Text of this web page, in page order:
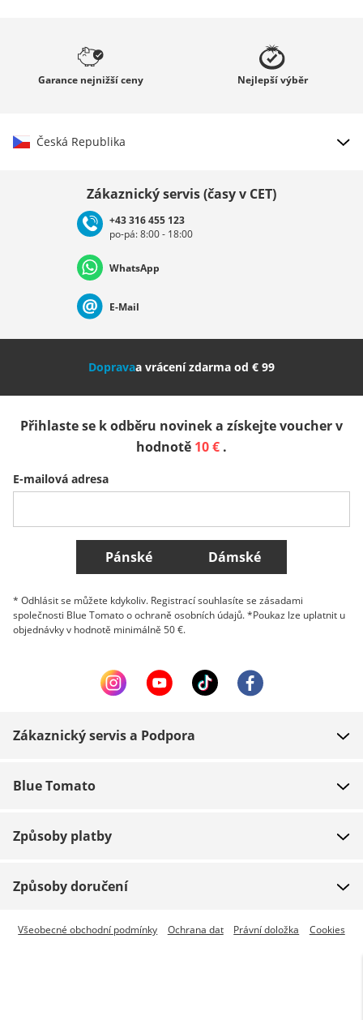
Garance nejnižší ceny Nejlepšívýběr
Česká Republika
Deutschland Österreich
Nederland Italia (Italiano) Italien (Deutsch)
Slovenija
Belgique (Français) Danmark Norge
Všechny země
Zákaznický servis (časy v CET)
+43 316 455 123
po-pá: 8:00 - 18:00
WhatsApp
E-Mail
Dopravaa vrácení zdarma od € 99
Přihlaste se k odběru novinek a získejte voucher v
hodnotě 10 € .
E-mailová adresa
Pánské Dámské
* Odhlásit se můžete kdykoliv. Registrací souhlasíte se zásadami
společnosti Blue Tomato o ochraně osobních údajů. *Poukaz lze uplatnit u
objednávky v hodnotě minimálně 50 €.
Zákaznický servis a Podpora
Platba
Navrácení zboží
Sledování zásilky
Blue Tomato
Práce
Blue World
Způsoby platby
Způsoby doručení
Expresní doručení je dostupné
Všeobecné obchodní podmínky Ochrana dat Právní doložka Cookies